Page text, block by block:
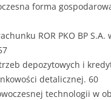
forma
ROR PKO BP
depozytowych i
detalicznej. 60
technologii w